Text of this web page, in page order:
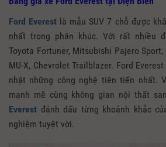
Ford Everest là mẫu SUV 7 chỗ được
nhất trong phân khúc. Với rất nhiều
Toyota Fortuner, Mitsubishi Pajero
MU-X, Chevrolet Trailblazer. Ford
nhật những công nghệ tiên tiến nhất.
mạnh mẽ cùng không gian nội thất
Everest đánh dấu từng khoảnh khắc
nghiệm tuyệt vời.